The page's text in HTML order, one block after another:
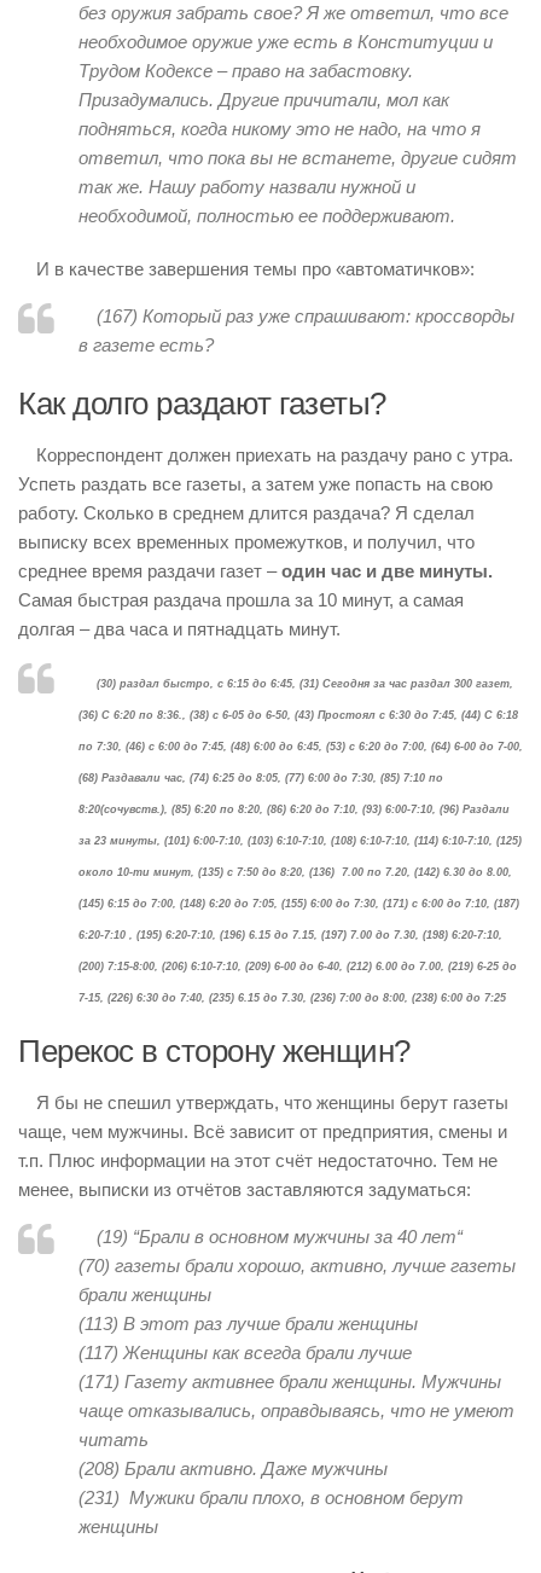
без оружия забрать свое? Я же ответил, что все
необходимое оружие уже есть в Конституции и
Трудом Кодексе – право на забастовку.
Призадумались. Другие причитали, мол как
подняться, когда никому это не надо, на что я
ответил, что пока вы не встанете, другие сидят
так же. Нашу работу назвали нужной и
необходимой, полностью ее поддерживают.
И в качестве завершения темы про «автоматичков»:
(167) Который раз уже спрашивают: кроссворды
в газете есть?
Как долго раздают газеты?
Корреспондент должен приехать на раздачу рано с утра.
Успеть раздать все газеты, а затем уже попасть на свою
работу. Сколько в среднем длится раздача? Я сделал
выписку всех временных промежутков, и получил, что
среднее время раздачи газет –один час и две минуты.
Самая быстрая раздача прошла за 10 минут, а самая
долгая – два часа и пятнадцать минут.
(30) раздал быстро, с 6:15 до 6:45, (31) Сегодня за час раздал 300 газет,
(36) С 6:20 по 8:36., (38) с 6-05 до 6-50, (43) Простоял с 6:30 до 7:45, (44) С 6:18
по 7:30, (46) с 6:00 до 7:45, (48) 6:00 до 6:45, (53) с 6:20 до 7:00, (64) 6-00 до 7-00,
(68) Раздавали час, (74) 6:25 до 8:05, (77) 6:00 до 7:30, (85) 7:10 по
8:20(сочувств.), (85) 6:20 по 8:20, (86) 6:20 до 7:10, (93) 6:00-7:10, (96) Раздали
за 23 минуты, (101) 6:00-7:10, (103) 6:10-7:10, (108) 6:10-7:10, (114) 6:10-7:10, (125)
около 10-ти минут, (135) с 7:50 до 8:20, (136) 7.00 по 7.20, (142) 6.30 до 8.00,
(145) 6:15 до 7:00, (148) 6:20 до 7:05, (155) 6:00 до 7:30, (171) с 6:00 до 7:10, (187)
6:20-7:10 , (195) 6:20-7:10, (196) 6.15 до 7.15, (197) 7.00 до 7.30, (198) 6:20-7:10,
(200) 7:15-8:00, (206) 6:10-7:10, (209) 6-00 до 6-40, (212) 6.00 до 7.00, (219) 6-25 до
7-15, (226) 6:30 до 7:40, (235) 6.15 до 7.30, (236) 7:00 до 8:00, (238) 6:00 до 7:25
Перекос в сторону женщин?
Я бы не спешил утверждать, что женщины берут газеты
чаще, чем мужчины. Всё зависит от предприятия, смены и
т.п. Плюс информации на этот счёт недостаточно. Тем не
менее, выписки из отчётов заставляются задуматься:
(19) “Брали в основном мужчины за 40 лет“
(70) газеты брали хорошо, активно, лучше газеты
брали женщины
(113) В этот раз лучше брали женщины
(117) Женщины как всегда брали лучше
(171) Газету активнее брали женщины. Мужчины
чаще отказывались, оправдываясь, что не умеют
читать
(208) Брали активно. Даже мужчины
(231) Мужики брали плохо, в основном берут
женщины